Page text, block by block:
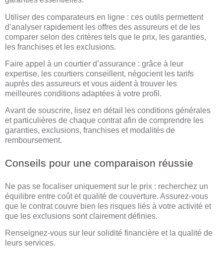
Utiliser des comparateurs en ligne : ces outils permettent
d’analyser rapidement les offres des assureurs et de les
comparer selon des critères tels que le prix, les garanties,
les franchises et les exclusions.
Faire appel à un courtier d’assurance : grâce à leur
expertise, les courtiers conseillent, négocient les tarifs
auprès des assureurs et vous aident à trouver les
meilleures conditions adaptées à votre profil.
Avant de souscrire, lisez en détail les conditions générales
et particulières de chaque contrat afin de comprendre les
garanties, exclusions, franchises et modalités de
remboursement.
Conseils pour une comparaison réussie
Ne pas se focaliser uniquement sur le prix : recherchez un
équilibre entre coût et qualité de couverture. Assurez-vous
que le contrat couvre bien les risques liés à votre activité et
que les exclusions sont clairement définies.
Renseignez-vous sur leur solidité financière et la qualité de
leurs services.